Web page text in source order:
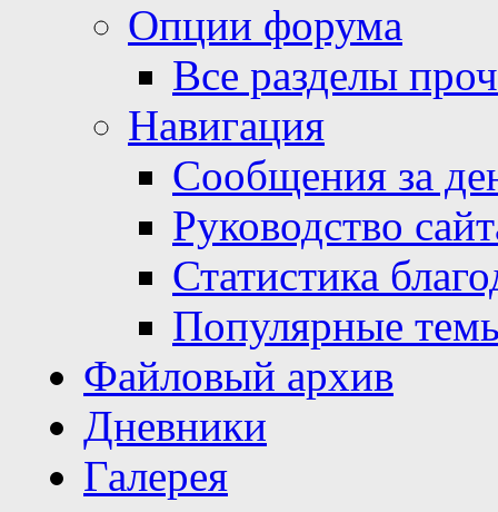
Опции форума
Все разделы
Навигация
Сообщения за
Руководство
Статистика
Популярные
Файловый архив
Дневники
Галерея